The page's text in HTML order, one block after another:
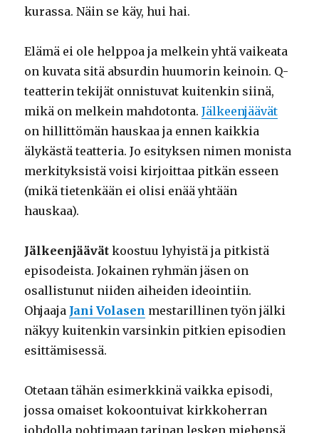
kurassa. Näin se käy, hui hai.
Elämä ei ole helppoa ja melkein yhtä vaikeata
on kuvata sitä absurdin huumorin keinoin. Q-
teatterin tekijät onnistuvat kuitenkin siinä,
mikä on melkein mahdotonta.Jälkeenjäävät
on hillittömän hauskaa ja ennen kaikkia
älykästä teatteria. Jo esityksen nimen monista
merkityksistä voisi kirjoittaa pitkän esseen
(mikä tietenkään ei olisi enää yhtään
hauskaa).
Jälkeenjäävät koostuu lyhyistä ja pitkistä
episodeista. Jokainen ryhmän jäsen on
osallistunut niiden aiheiden ideointiin.
Ohjaaja Jani Volasen mestarillinen työn jälki
näkyy kuitenkin varsinkin pitkien episodien
esittämisessä.
Otetaan tähän esimerkkinä vaikka episodi,
jossa omaiset kokoontuivat kirkkoherran